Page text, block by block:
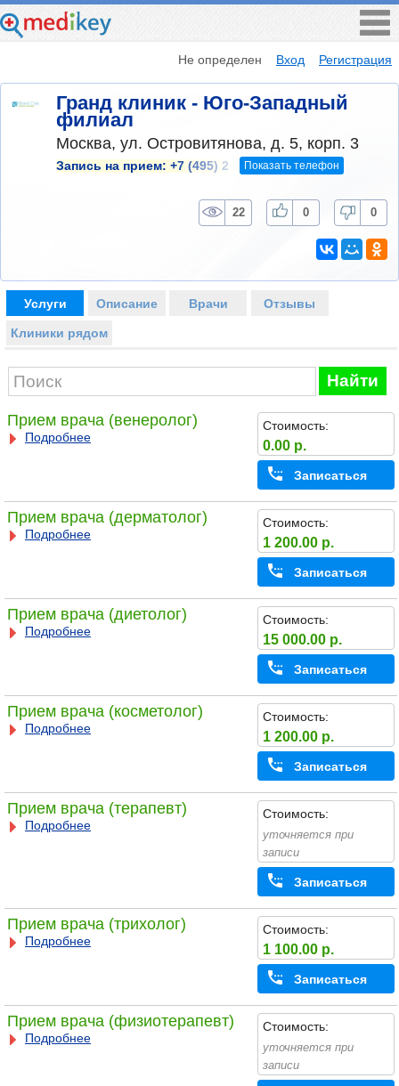
Не определен Вход Регистрация
Гранд клиник - Юго-Западный
филиал
Москва, ул. Островитянова, д. 5, корп. 3
Запись на прием: +7 (495) 2 Показать телефон
22 0 0
Услуги Описание Врачи Отзывы
Клиники рядом
Найти
Прием врача (венеролог)
Подробнее
Стоимость:
0.00 р.
Записаться
Прием врача (дерматолог)
Подробнее
Стоимость:
1 200.00 р.
Записаться
Прием врача (диетолог)
Подробнее
Стоимость:
15 000.00 р.
Записаться
Прием врача (косметолог)
Подробнее
Стоимость:
1 200.00 р.
Записаться
Прием врача (терапевт)
Подробнее
Стоимость:
уточняется при
записи
Записаться
Прием врача (трихолог)
Подробнее
Стоимость:
1 100.00 р.
Записаться
Прием врача (физиотерапевт)
Подробнее
Стоимость:
уточняется при
записи